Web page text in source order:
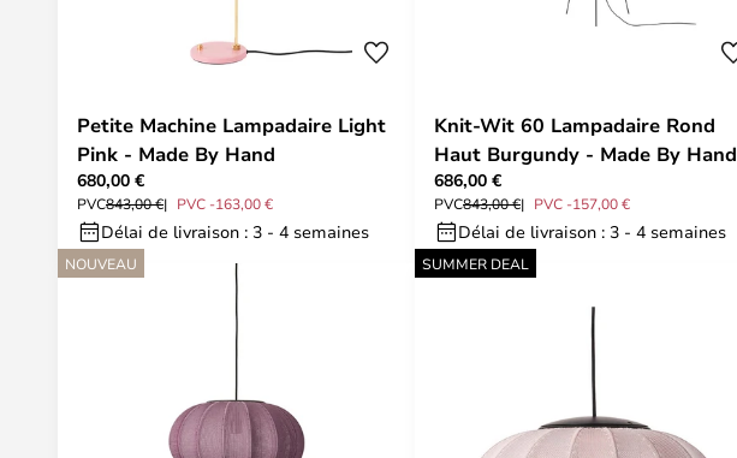
Petite Machine Lampadaire Light
Pink - Made By Hand
680,00 €
PVC843,00 € PVC -163,00 €
Délai de livraison : 3 - 4 semaines
Knit-Wit 60 Lampadaire Rond
Haut Burgundy - Made By Hand
686,00 €
PVC843,00 € PVC -157,00 €
Délai de livraison : 3 - 4 semaines
NOUVEAU SUMMER DEAL